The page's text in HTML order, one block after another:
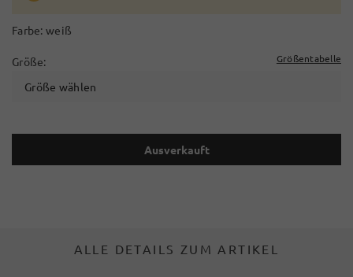
Farbe: weiß
Größe: Größentabelle
Größe wählen
Ausverkauft
ALLE DETAILS ZUM ARTIKEL